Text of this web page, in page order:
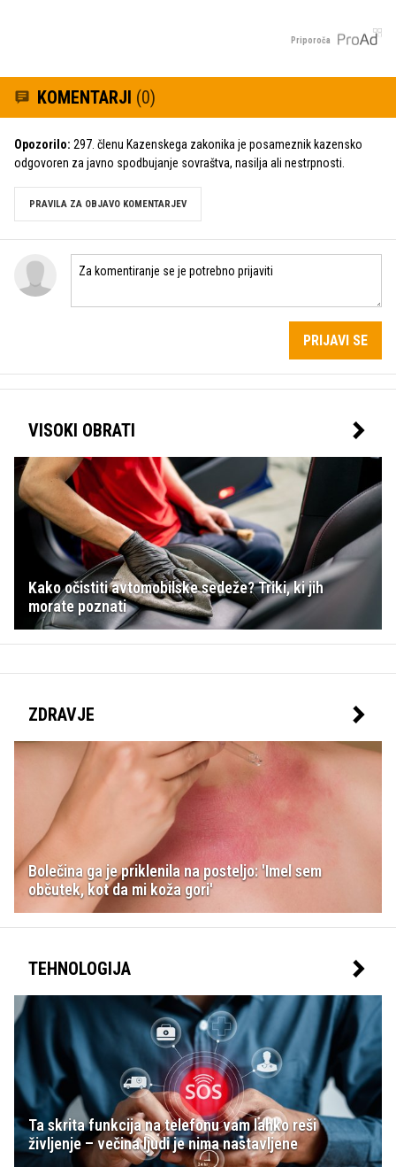
Priporoča
KOMENTARJI (0)
Opozorilo: 297. členu Kazenskega zakonika je posameznik kazensko
odgovoren za javno spodbujanje sovraštva, nasilja ali nestrpnosti.
PRAVILA ZA OBJAVO KOMENTARJEV
PRIJAVI SE
VISOKI OBRATI
Kako očistiti avtomobilske sedeže? Triki, ki jih
morate poznati
ZDRAVJE
Bolečina ga je priklenila na posteljo: 'Imel sem
občutek, kot da mi koža gori'
TEHNOLOGIJA
Ta skrita funkcija na telefonu vam lahko reši
življenje – večina ljudi je nima nastavljene